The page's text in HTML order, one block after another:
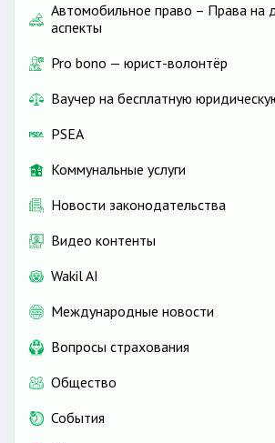
Автомобильное право – Права на
аспекты
Pro bono — юрист-волонтёр
Ваучер на бесплатную
PSEA
Коммунальные услуги
Новости законодательства
Видео контенты
Wakil AI
Международные новости
Вопросы страхования
Общество
События